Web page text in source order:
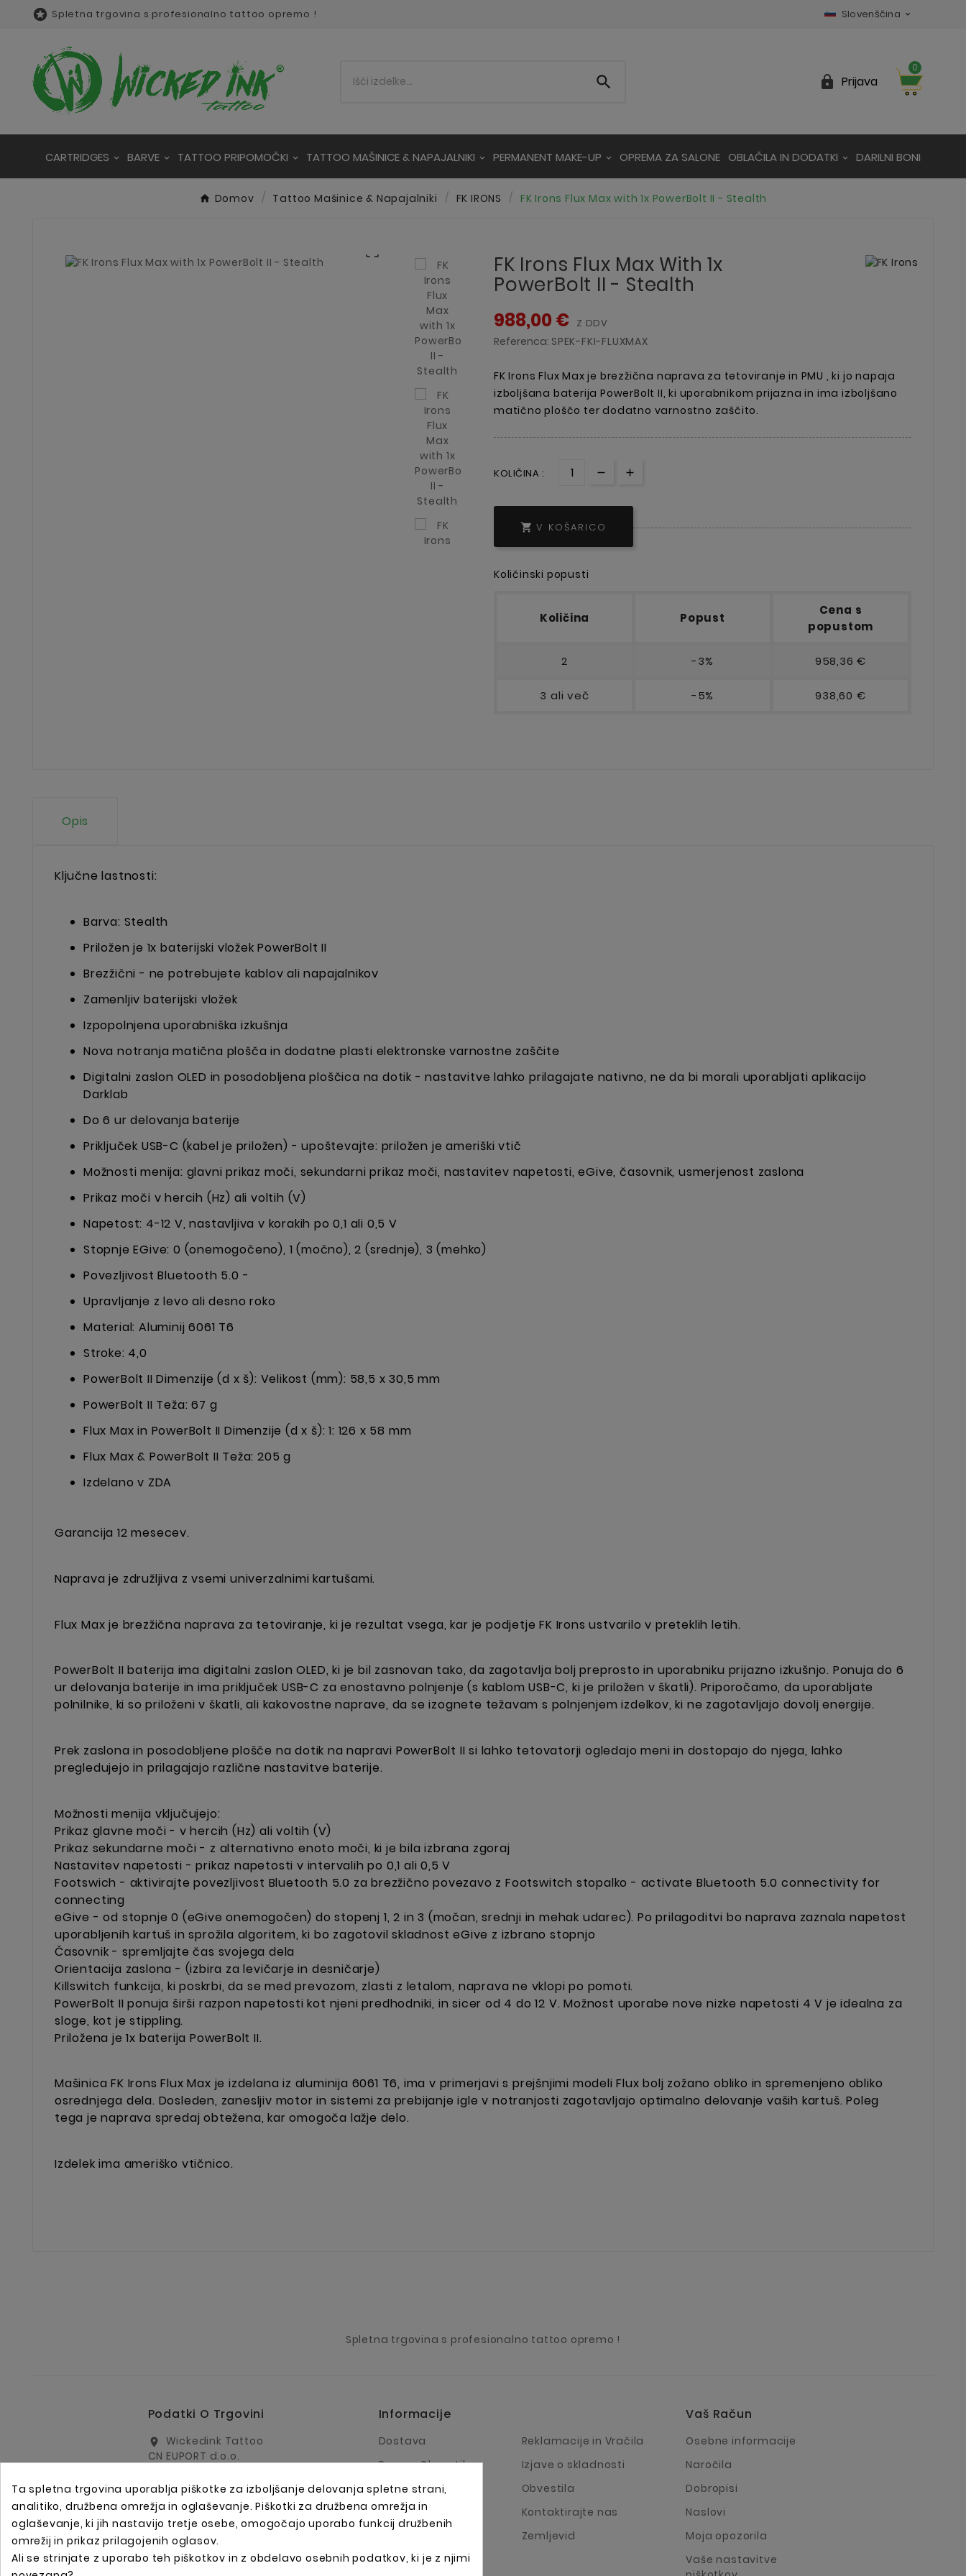
 Spletna trgovina s profesionalno tattoo opremo ! Slovenščina 
  Prijava
0
CARTRIDGES BARVE TATTOO PRIPOMOČKI TATTOO MAŠINICE & NAPAJALNIKI PERMANENT MAKE-UP OPREMA ZA SALONE OBLAČILA IN DODATKI DARILNI BONI
Domov Tattoo Mašinice & Napajalniki FK IRONS FK Irons Flux Max with 1x PowerBolt II - Stealth

FK Irons Flux Max With 1x
PowerBolt II - Stealth
988,00 € Z DDV
Referenca: SPEK-FKI-FLUXMAX
FK Irons Flux Max je brezžična naprava za tetoviranje in PMU , ki jo napaja
izboljšana baterija PowerBolt II, ki uporabnikom prijazna in ima izboljšano
matično ploščo ter dodatno varnostno zaščito.
KOLIČINA :
 V KOŠARICO
Količinski popusti
Količina Popust
Cena s
popustom
2 -3% 958,36 €
3 ali več -5% 938,60 €
Opis
Ključne lastnosti:
Barva: Stealth
Priložen je 1x baterijski vložek PowerBolt II
Brezžični - ne potrebujete kablov ali napajalnikov
Zamenljiv baterijski vložek
Izpopolnjena uporabniška izkušnja
Nova notranja matična plošča in dodatne plasti elektronske varnostne zaščite
Digitalni zaslon OLED in posodobljena ploščica na dotik - nastavitve lahko prilagajate nativno, ne da bi morali uporabljati aplikacijo
Darklab
Do 6 ur delovanja baterije
Priključek USB-C (kabel je priložen) - upoštevajte: priložen je ameriški vtič
Možnosti menija: glavni prikaz moči, sekundarni prikaz moči, nastavitev napetosti, eGive, časovnik, usmerjenost zaslona
Prikaz moči v hercih (Hz) ali voltih (V)
Napetost: 4-12 V, nastavljiva v korakih po 0,1 ali 0,5 V
Stopnje EGive: 0 (onemogočeno), 1 (močno), 2 (srednje), 3 (mehko)
Povezljivost Bluetooth 5.0 -
Upravljanje z levo ali desno roko
Material: Aluminij 6061 T6
Stroke: 4,0
PowerBolt II Dimenzije (d x š): Velikost (mm): 58,5 x 30,5 mm
PowerBolt II Teža: 67 g
Flux Max in PowerBolt II Dimenzije (d x š): 1: 126 x 58 mm
Flux Max & PowerBolt II Teža: 205 g
Izdelano v ZDA
Garancija 12 mesecev.
Naprava je združljiva z vsemi univerzalnimi kartušami.
Flux Max je brezžična naprava za tetoviranje, ki je rezultat vsega, kar je podjetje FK Irons ustvarilo v preteklih letih.
PowerBolt II baterija ima digitalni zaslon OLED, ki je bil zasnovan tako, da zagotavlja bolj preprosto in uporabniku prijazno izkušnjo. Ponuja do 6
ur delovanja baterije in ima priključek USB-C za enostavno polnjenje (s kablom USB-C, ki je priložen v škatli). Priporočamo, da uporabljate
polnilnike, ki so priloženi v škatli, ali kakovostne naprave, da se izognete težavam s polnjenjem izdelkov, ki ne zagotavljajo dovolj energije.
Prek zaslona in posodobljene plošče na dotik na napravi PowerBolt II si lahko tetovatorji ogledajo meni in dostopajo do njega, lahko
pregledujejo in prilagajajo različne nastavitve baterije.
Možnosti menija vključujejo:
Prikaz glavne moči - v hercih (Hz) ali voltih (V)
Prikaz sekundarne moči - z alternativno enoto moči, ki je bila izbrana zgoraj
Nastavitev napetosti - prikaz napetosti v intervalih po 0,1 ali 0,5 V
Footswich - aktivirajte povezljivost Bluetooth 5.0 za brezžično povezavo z Footswitch stopalko - activate Bluetooth 5.0 connectivity for
connecting
eGive - od stopnje 0 (eGive onemogočen) do stopenj 1, 2 in 3 (močan, srednji in mehak udarec). Po prilagoditvi bo naprava zaznala napetost
uporabljenih kartuš in sprožila algoritem, ki bo zagotovil skladnost eGive z izbrano stopnjo
Časovnik - spremljajte čas svojega dela
Orientacija zaslona - (izbira za levičarje in desničarje)
Killswitch funkcija, ki poskrbi, da se med prevozom, zlasti z letalom, naprava ne vklopi po pomoti.
PowerBolt II ponuja širši razpon napetosti kot njeni predhodniki, in sicer od 4 do 12 V. Možnost uporabe nove nizke napetosti 4 V je idealna za
sloge, kot je stippling.
Priložena je 1x baterija PowerBolt II.
Mašinica FK Irons Flux Max je izdelana iz aluminija 6061 T6, ima v primerjavi s prejšnjimi modeli Flux bolj zožano obliko in spremenjeno obliko
osrednjega dela. Dosleden, zanesljiv motor in sistemi za prebijanje igle v notranjosti zagotavljajo optimalno delovanje vaših kartuš. Poleg
tega je naprava spredaj obtežena, kar omogoča lažje delo.
Izdelek ima ameriško vtičnico.
Spletna trgovina s profesionalno tattoo opremo !
Podatki O Trgovini
location_on
Wickedink Tattoo
CN EUPORT d.o.o.
1000 Ljubljana
Slovenija
email info@wickedinktattoo.eu
call +386 01 5055687
Informacije
Dostava
Pravno Obvestilo
Pogoji Poslovanja
O Podjetju
Reklamacije in Vračila
Izjave o skladnosti
Obvestila
Kontaktirajte nas
Zemljevid
Vaš Račun
Osebne informacije
Naročila
Dobropisi
Naslovi
Moja opozorila
Vaše nastavitve
Ta spletna trgovina uporablja piškotke za izboljšanje delovanja spletne strani,
analitiko, družbena omrežja in oglaševanje. Piškotki za družbena omrežja in
oglaševanje, ki jih nastavijo tretje osebe, omogočajo uporabo funkcij družbenih
omrežij in prikaz prilagojenih oglasov.
Ali se strinjate z uporabo teh piškotkov in z obdelavo osebnih podatkov, ki je z njimi